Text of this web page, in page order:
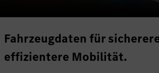
Fahrzeugdaten für
effizientere Mobilität.